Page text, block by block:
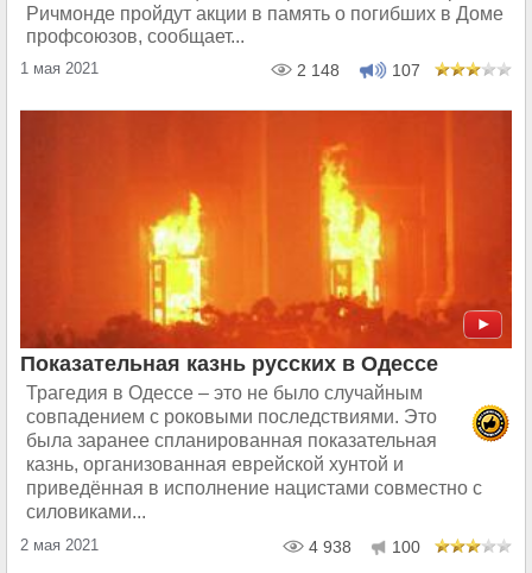
Ричмонде пройдут акции в память о погибших в Доме
профсоюзов, сообщает...
1 мая 2021 2 148 107
Показательная казнь русских в Одессе
Трагедия в Одессе – это не было случайным
совпадением с роковыми последствиями. Это
была заранее спланированная показательная
казнь, организованная еврейской хунтой и
приведённая в исполнение нацистами совместно с
силовиками...
2 мая 2021 4 938 100